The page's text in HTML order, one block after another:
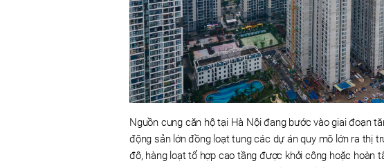
Nguồn cung căn hộ tại Hà Nội đang bước vào giai đoạn
động sản lớn đồng loạt tung các dự án quy mô lớn ra thị
đô, hàng loạt tổ hợp cao tầng được khởi công hoặc hoàn